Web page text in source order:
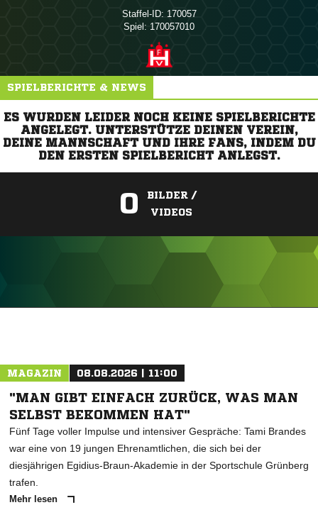
Staffel-ID: 170057
Spiel: 170057010
SPIELBERICHTE & NEWS
ES WURDEN LEIDER NOCH KEINE SPIELBERICHTE
ANGELEGT. UNTERSTÜTZE DEINEN VEREIN,
DEINE MANNSCHAFT UND IHRE FANS, INDEM DU
DEN ERSTEN SPIELBERICHT ANLEGST.
0
BILDER /
VIDEOS
MAGAZIN 08.08.2026 | 11:00
"MAN GIBT EINFACH ZURÜCK, WAS MAN
SELBST BEKOMMEN HAT"
Fünf Tage voller Impulse und intensiver Gespräche: Tami Brandes
war eine von 19 jungen Ehrenamtlichen, die sich bei der
diesjährigen Egidius-Braun-Akademie in der Sportschule Grünberg
trafen.
Mehr lesen